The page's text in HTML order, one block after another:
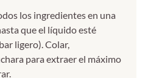
los ingredientes en una
que el líquido esté
ligero). Colar,
para extraer el máximo